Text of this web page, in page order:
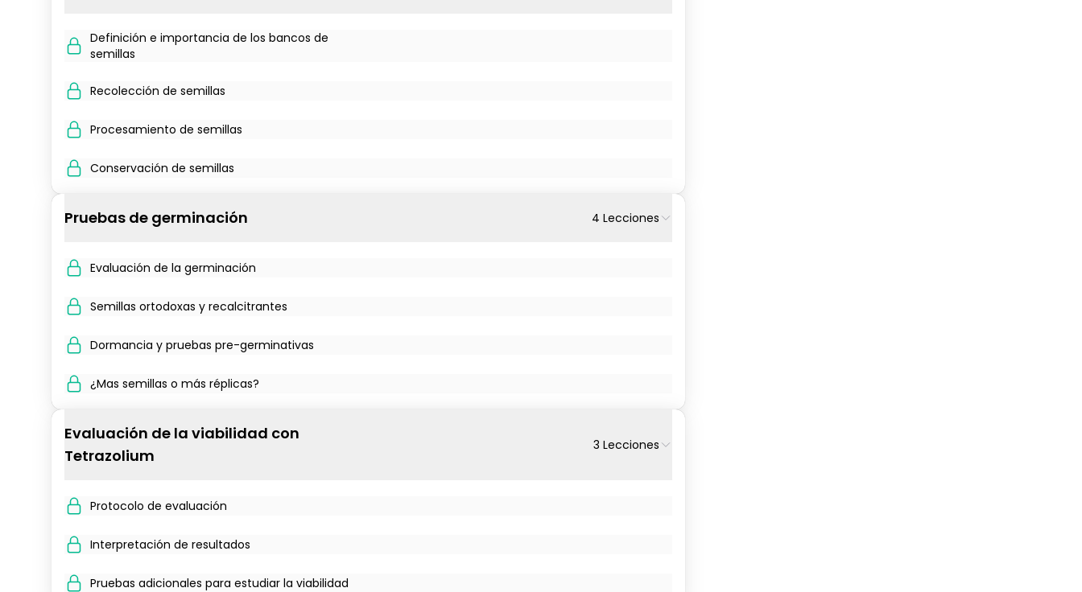
Definición e importancia de los bancos de
semillas
Recolección de semillas
Procesamiento de semillas
Conservación de semillas
Pruebas de germinación 4 Lecciones
Evaluación de la germinación
Semillas ortodoxas y recalcitrantes
Dormancia y pruebas pre-germinativas
¿Mas semillas o más réplicas?
Evaluación de la viabilidad con
Tetrazolium
3 Lecciones
Protocolo de evaluación
Interpretación de resultados
Pruebas adicionales para estudiar la viabilidad